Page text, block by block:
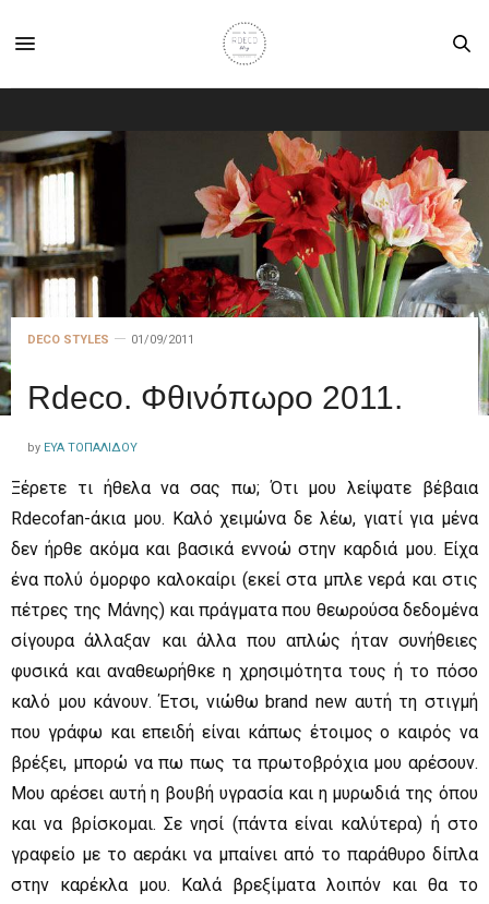
DECO STYLES 01/09/2011
Rdeco. Φθινόπωρο 2011.
by ΕΎΑ ΤΟΠΑΛΊΔΟΥ
Ξέρετε τι ήθελα να σας πω; Ότι μου λείψατε βέβαια
Rdecofan-άκια μου. Καλό χειμώνα δε λέω, γιατί για μένα
δεν ήρθε ακόμα και βασικά εννοώ στην καρδιά μου. Είχα
ένα πολύ όμορφο καλοκαίρι (εκεί στα μπλε νερά και στις
πέτρες της Μάνης) και πράγματα που θεωρούσα δεδομένα
σίγουρα άλλαξαν και άλλα που απλώς ήταν συνήθειες
φυσικά και αναθεωρήθκε η χρησιμότητα τους ή το πόσο
καλό μου κάνουν. Έτσι, νιώθω brand new αυτή τη στιγμή
που γράφω και επειδή είναι κάπως έτοιμος ο καιρός να
βρέξει, μπορώ να πω πως τα πρωτοβρόχια μου αρέσουν.
Μου αρέσει αυτή η βουβή υγρασία και η μυρωδιά της όπου
και να βρίσκομαι. Σε νησί (πάντα είναι καλύτερα) ή στο
γραφείο με το αεράκι να μπαίνει από το παράθυρο δίπλα
στην καρέκλα μου. Καλά βρεξίματα λοιπόν και θα το